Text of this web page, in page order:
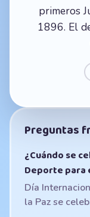
primeros
1896. El
Preguntas
¿Cuándo se
Deporte para
Día
la Paz se